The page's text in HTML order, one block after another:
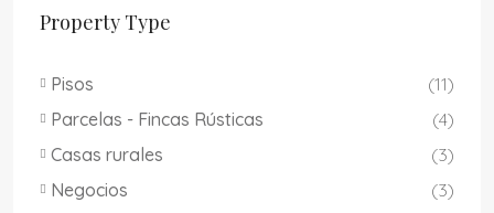
Property Type
Pisos
(11)
Parcelas - Fincas Rústicas
(4)
Casas rurales
(3)
Negocios
(3)